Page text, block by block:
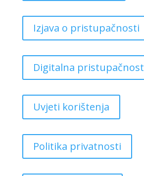
Izjava o pristupačnosti
Digitalna pristupačnost
Uvjeti korištenja
Politika privatnosti